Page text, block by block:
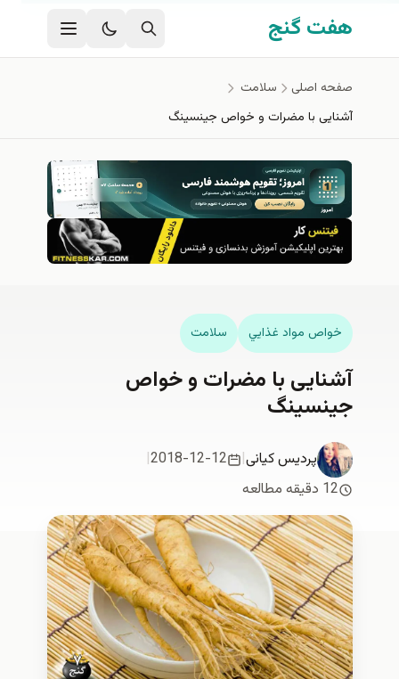
رفتن به محتوای اصلی
هفت گنج
صفحه اصلی
سلامت
آشنایی با مضرات و خواص جینسینگ
خواص مواد غذايي سلامت
آشنایی با مضرات و خواص
جینسینگ
پردیس کیانی|
2018-12-12
|
12 دقیقه مطالعه